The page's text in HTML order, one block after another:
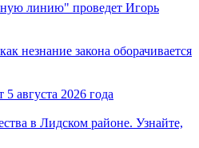
линию" проведет Игорь
незнание закона оборачивается
августа 2026 года
в Лидском районе. Узнайте,